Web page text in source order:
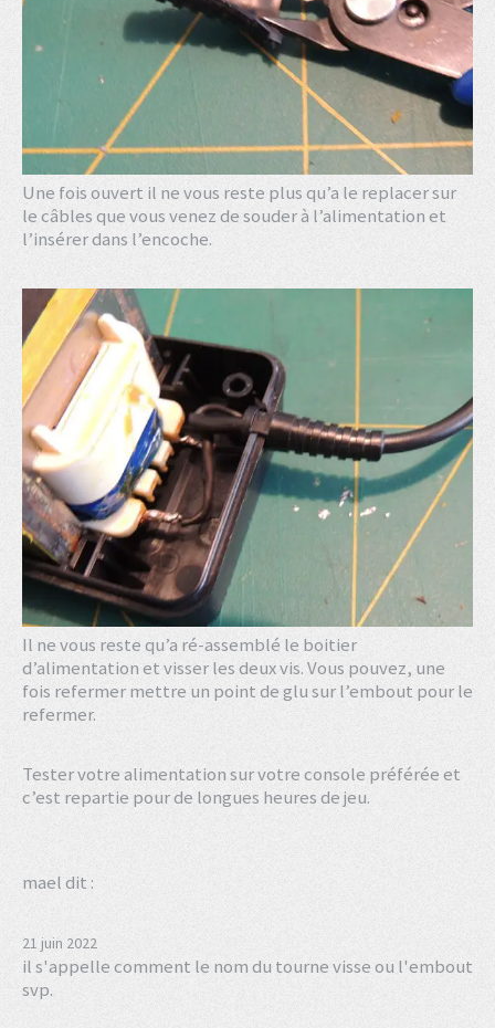
Une fois ouvert il ne vous reste plus qu’a le replacer sur
le câbles que vous venez de souder à l’alimentation et
l’insérer dans l’encoche.
Il ne vous reste qu’a ré-assemblé le boitier
d’alimentation et visser les deux vis. Vous pouvez, une
fois refermer mettre un point de glu sur l’embout pour le
refermer.
Tester votre alimentation sur votre console préférée et
c’est repartie pour de longues heures de jeu.
maeldit :
21 juin 2022
il s'appelle comment le nom du tourne visse ou l'embout
svp.